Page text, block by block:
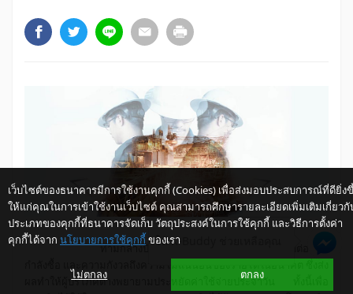
ท่ามกลางปัญหาวิกฤตเศรษฐกิจที่ส่งผลกระทบต่อ
ผลทำให้ผู้บริโภคต่างพยายามประหยัดค่าใช้จ่ายประจำวัน ทั้งนี้เพื่อ
เว็บไซต์ของธนาคารมีการใช้งานคุกกี้ (Cookies) เพื่อส่งมอบประสบการณ์ที่ดียิ่ง
ให้แก่คุณในการเข้าใช้งานเว็บไซต์ คุณสามารถศึกษารายละเอียดเพิ่มเติมเกี่ยวกั
ประเภทของคุกกี้ที่ธนาคารจัดเก็บ วัตถุประสงค์ในการใช้คุกกี้ และวิธีการตั้งค่า
คุกกี้ได้จาก นโยบายการใช้คุกกี้ ของเรา
ไม่ตกลง ตกลง
ให้ K-Buddy ช่วยเหลือคุณ